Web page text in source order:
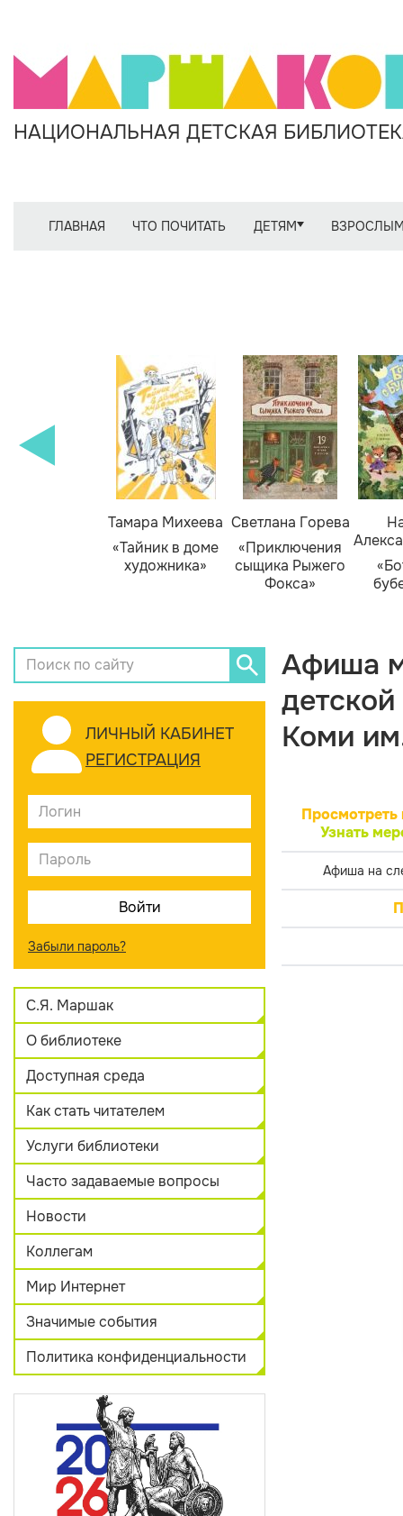
НАЦИОНАЛЬНАЯ ДЕТСКАЯ
ГЛАВНАЯ ЧТО ПОЧИТАТЬ ДЕТЯМ
Тамара Михеева
«Тайник в доме
художника»
Светлана Горева
«Приключения
сыщика Рыжего
Фокса»
ЛИЧНЫЙ КАБИНЕТ
РЕГИСТРАЦИЯ
Забыли пароль?
С.Я. Маршак
О библиотеке
Доступная среда
Как стать читателем
Услуги библиотеки
Часто задаваемые вопросы
Новости
Коллегам
Мир Интернет
Значимые события
Политика конфиденциальности
Афиша
Коми
Просмотреть
Узнать
Афиша на